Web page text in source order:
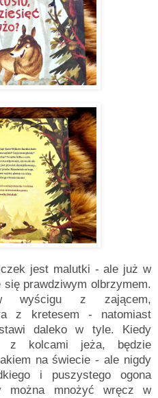
jest malutki - ale już w
prawdziwym olbrzymem.
z zającem,
z kretesem - natomiast
daleko w tyle. Kiedy
z kolcami jeża, będzie
na świecie - ale nigdy
i puszystego ogona
można mnożyć wręcz w